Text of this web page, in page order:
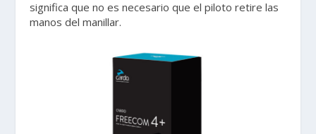
significa que no es necesario que el piloto retire las
manos del manillar.